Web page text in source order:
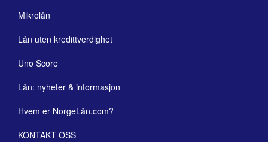
Mikrolån
Lån uten kredittverdighet
Uno Score
Lån: nyheter & informasjon
Hvem er NorgeLån.com?
KONTAKT OSS